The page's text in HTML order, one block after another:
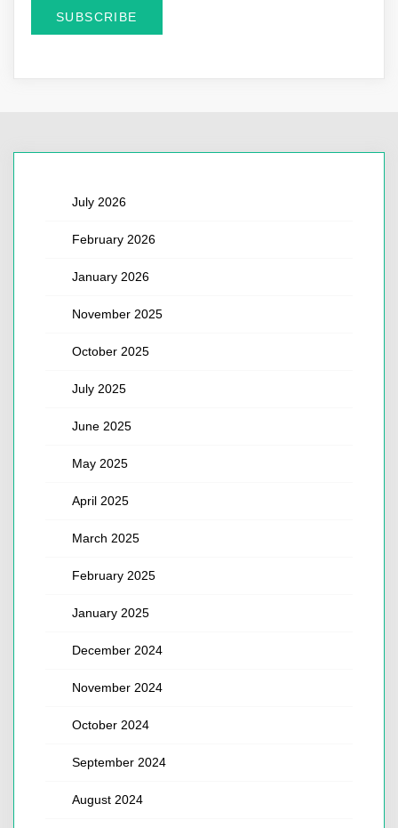
July 2026
February 2026
January 2026
November 2025
October 2025
July 2025
June 2025
May 2025
April 2025
March 2025
February 2025
January 2025
December 2024
November 2024
October 2024
September 2024
August 2024